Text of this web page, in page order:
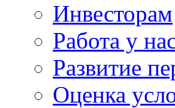
Инвесторам
Работа у
Развитие
Оценка